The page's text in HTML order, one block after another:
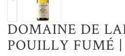
DOMAINE DE
POUILLY FUMÉ